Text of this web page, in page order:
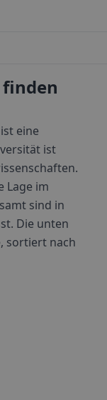
eine
ist
Lage im
sind in
Die unten
sortiert nach